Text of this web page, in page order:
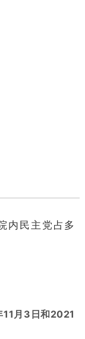
内民主党占多
月3日和2021